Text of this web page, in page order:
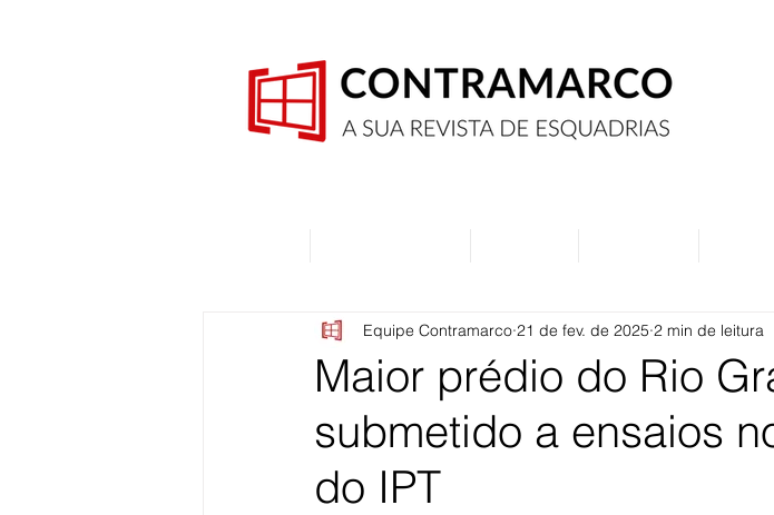
Maior prédio do Rio
submetido a ensaios
do IPT
Equipe Contramarco 21 de fev. de 2025 2 min de leitura